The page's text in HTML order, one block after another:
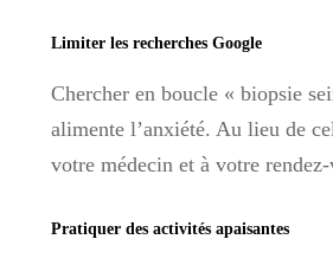
Limiter les recherches Google
Chercher en boucle « biopsie
alimente l’anxiété. Au lieu de
votre médecin et à votre
Pratiquer des activités apaisantes